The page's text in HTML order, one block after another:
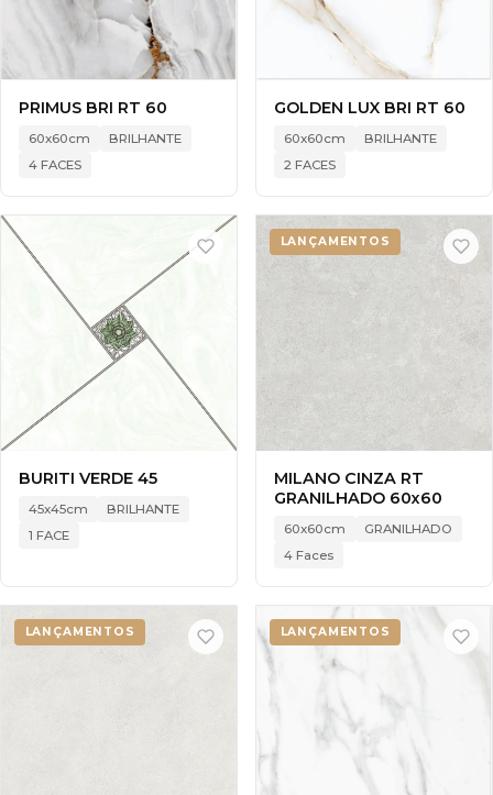
PRIMUS BRI RT 60
60x60cm
BRILHANTE
4 FACES
GOLDEN LUX BRI RT 60
60x60cm
BRILHANTE
2 FACES
BURITI VERDE 45
45x45cm
BRILHANTE
1 FACE
LANÇAMENTOS
MILANO CINZA RT
GRANILHADO 60x60
60x60cm
GRANILHADO
4 Faces
LANÇAMENTOS LANÇAMENTOS